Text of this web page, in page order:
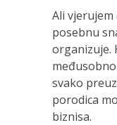
Ali
posebnu
organizuje.
svako
porodica
biznisa.